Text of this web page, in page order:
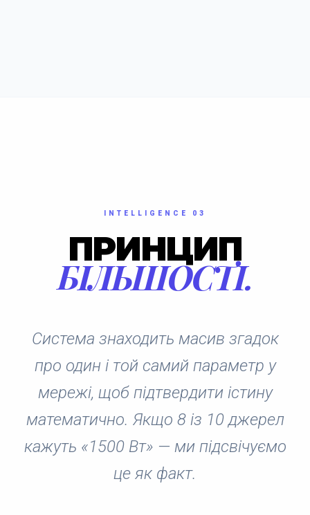
INTELLIGENCE 03
ПРИНЦИП
БІЛЬШОСТІ.
Система знаходить масив згадок
про один і той самий параметр у
мережі, щоб підтвердити істину
математично. Якщо 8 із 10 джерел
кажуть «1500 Вт» — ми підсвічуємо
це як факт.